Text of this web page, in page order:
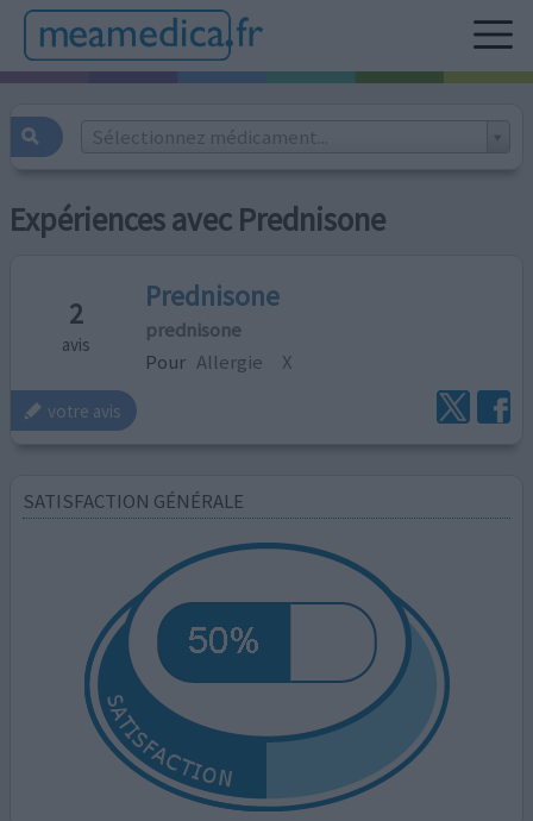
Sélectionnez médicament...
Expériences avec Prednisone
2
avis
Prednisone
prednisone
Pour Allergie X
votre avis
SATISFACTION GÉNÉRALE